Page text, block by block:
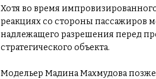
Хотя во время
реакциях со стороны пассажиров
надлежащего разрешения перед
стратегического объекта.
Модельер Мадина Махмудова позже